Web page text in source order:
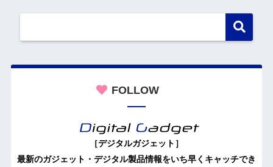
FOLLOW
［デジタルガジェット］
最新のガジェット・デジタル製品情報をいち早くキャッチでき